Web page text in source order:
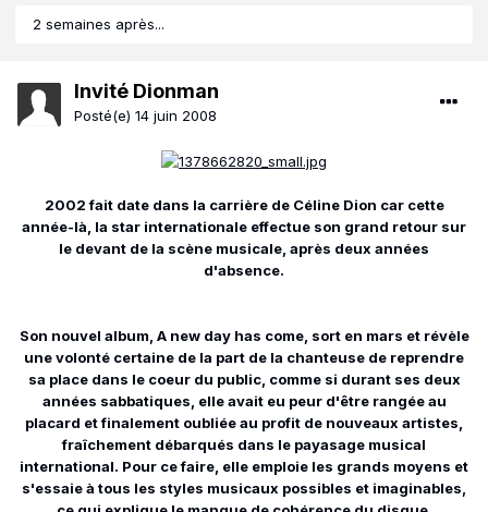
2 semaines après...
Invité Dionman
Posté(e) 14 juin 2008
2002 fait date dans la carrière de Céline Dion car cette
année-là, la star internationale effectue son grand retour sur
le devant de la scène musicale, après deux années
d'absence.
Son nouvel album, A new day has come, sort en mars et révèle
une volonté certaine de la part de la chanteuse de reprendre
sa place dans le coeur du public, comme si durant ses deux
années sabbatiques, elle avait eu peur d'être rangée au
placard et finalement oubliée au profit de nouveaux artistes,
fraîchement débarqués dans le payasage musical
international. Pour ce faire, elle emploie les grands moyens et
s'essaie à tous les styles musicaux possibles et imaginables,